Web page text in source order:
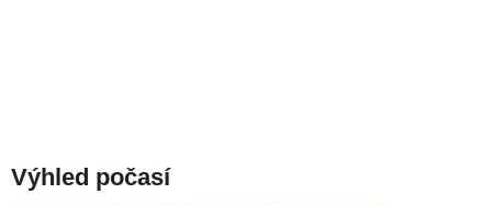
Výhled počasí